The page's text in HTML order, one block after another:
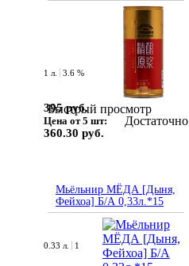
Быстрый просмотр
1 л. 3.6 %
395 руб.
Цена от 5 шт:
360.30 руб.
Достаточно
Мьёльнир МЁДА [Дыня,
Фейхоа] Б/А 0,33л.*15
0.33 л. 1